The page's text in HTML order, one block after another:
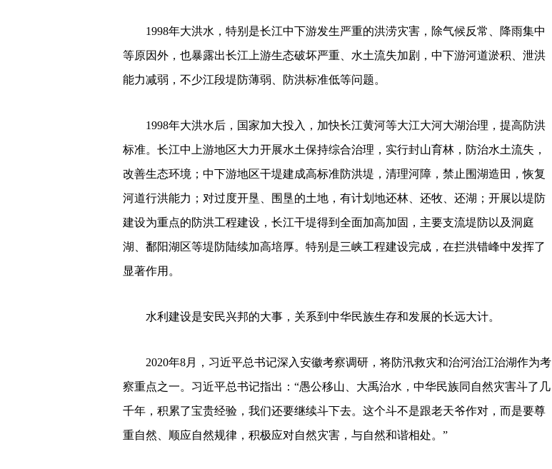
1998年大洪水，特别是长江中下游发生严重的洪涝灾害，除气候反常、降雨集中
等原因外，也暴露出长江上游生态破坏严重、水土流失加剧，中下游河道淤积、泄洪
能力减弱，不少江段堤防薄弱、防洪标准低等问题。
1998年大洪水后，国家加大投入，加快长江黄河等大江大河大湖治理，提高防洪
标准。长江中上游地区大力开展水土保持综合治理，实行封山育林，防治水土流失，
改善生态环境；中下游地区干堤建成高标准防洪堤，清理河障，禁止围湖造田，恢复
河道行洪能力；对过度开垦、围垦的土地，有计划地还林、还牧、还湖；开展以堤防
建设为重点的防洪工程建设，长江干堤得到全面加高加固，主要支流堤防以及洞庭
湖、鄱阳湖区等堤防陆续加高培厚。特别是三峡工程建设完成，在拦洪错峰中发挥了
显著作用。
水利建设是安民兴邦的大事，关系到中华民族生存和发展的长远大计。
2020年8月，习近平总书记深入安徽考察调研，将防汛救灾和治河治江治湖作为考
察重点之一。习近平总书记指出：“愚公移山、大禹治水，中华民族同自然灾害斗了几
千年，积累了宝贵经验，我们还要继续斗下去。这个斗不是跟老天爷作对，而是要尊
重自然、顺应自然规律，积极应对自然灾害，与自然和谐相处。”